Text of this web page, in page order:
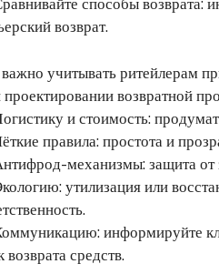
возврат.
учитывать ритейлерам
возвратной
и стоимость:
правила: простота и
механизмы: защита от
утилизация или
информируйте
возврата средств.